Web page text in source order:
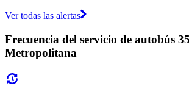
Ver todas las alertas
Frecuencia del servicio de autobús
Metropolitana